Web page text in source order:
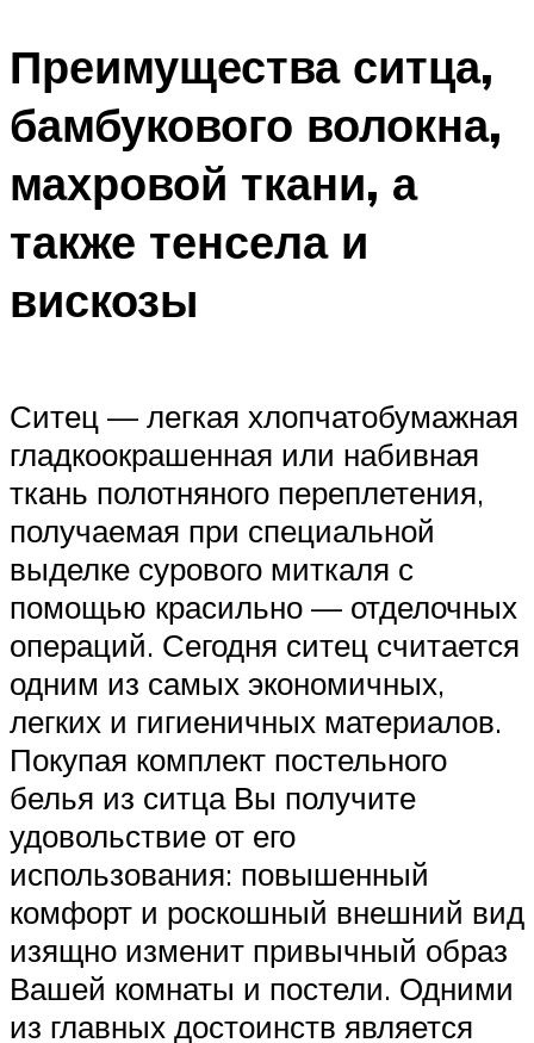
Преимущества ситца,
бамбукового волокна,
махровой ткани, а
также тенсела и
вискозы
Ситец — легкая хлопчатобумажная
гладкоокрашенная или набивная
ткань полотняного переплетения,
получаемая при специальной
выделке сурового миткаля с
помощью красильно — отделочных
операций. Сегодня ситец считается
одним из самых экономичных,
легких и гигиеничных материалов.
Покупая комплект постельного
белья из ситца Вы получите
удовольствие от его
использования: повышенный
комфорт и роскошный внешний вид
изящно изменит привычный образ
Вашей комнаты и постели. Одними
из главных достоинств является